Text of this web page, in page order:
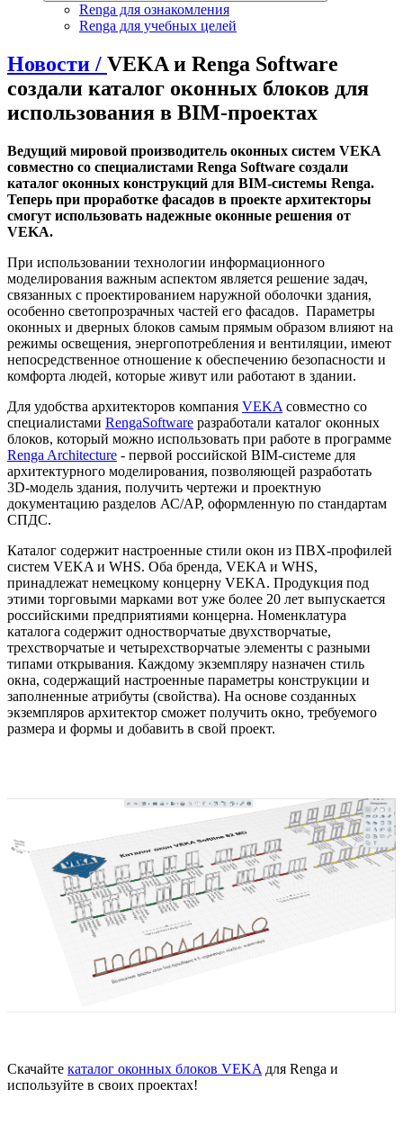
Renga для ознакомления
Renga для учебных целей
Новости / VEKA и Renga Software
создали каталог оконных блоков для
использования в BIM-проектах
Ведущий мировой производитель оконных систем VEKA
совместно со специалистами Renga Software создали
каталог оконных конструкций для BIM-системы Renga.
Теперь при проработке фасадов в проекте архитекторы
смогут использовать надежные оконные решения от
VEKA.
При использовании технологии информационного
моделирования важным аспектом является решение задач,
связанных с проектированием наружной оболочки здания,
особенно светопрозрачных частей его фасадов. Параметры
оконных и дверных блоков самым прямым образом влияют на
режимы освещения, энергопотребления и вентиляции, имеют
непосредственное отношение к обеспечению безопасности и
комфорта людей, которые живут или работают в здании.
Для удобства архитекторов компания VEKA совместно со
специалистами RengaSoftwarе разработали каталог оконных
блоков, который можно использовать при работе в программе
Renga Architecture - первой российской BIM-системе для
архитектурного моделирования, позволяющей разработать
3D-модель здания, получить чертежи и проектную
документацию разделов АС/АР, оформленную по стандартам
СПДС.
Каталог содержит настроенные стили окон из ПВХ-профилей
систем VEKA и WHS. Оба бренда, VEKA и WHS,
принадлежат немецкому концерну VEKA. Продукция под
этими торговыми марками вот уже более 20 лет выпускается
российскими предприятиями концерна. Номенклатура
каталога содержит одностворчатые двухстворчатые,
трехстворчатые и четырехстворчатые элементы с разными
типами открывания. Каждому экземпляру назначен стиль
окна, содержащий настроенные параметры конструкции и
заполненные атрибуты (свойства). На основе созданных
экземпляров архитектор сможет получить окно, требуемого
размера и формы и добавить в свой проект.
Скачайте каталог оконных блоков VEKA для Renga и
используйте в своих проектах!